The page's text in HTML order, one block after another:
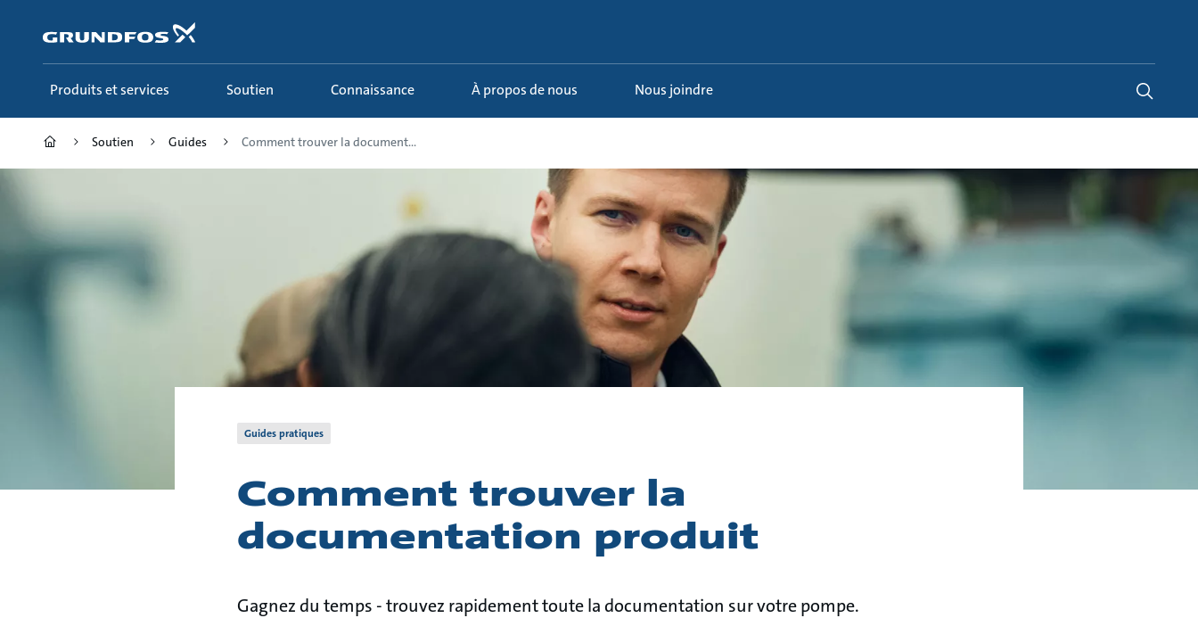
principal
Produits et services Soutien Connaissance À propos de nous Nous joindre
Soutien Guides Comment trouver la document...
Guides pratiques
Comment trouver la
documentation produit
Gagnez du temps - trouvez rapidement toute la documentation sur votre pompe.